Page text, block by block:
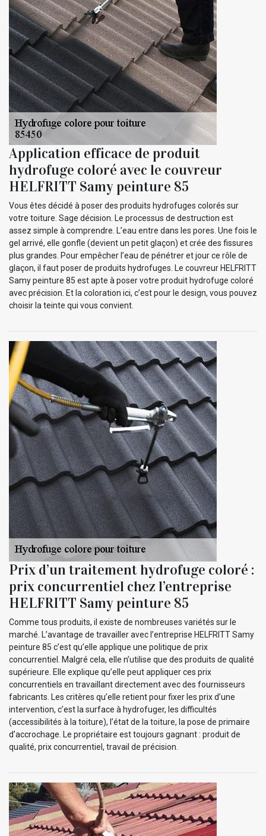
Application efficace de produit
hydrofuge coloré avec le couvreur
HELFRITT Samy peinture 85
Vous êtes décidé à poser des produits hydrofuges colorés sur
votre toiture. Sage décision. Le processus de destruction est
assez simple à comprendre. L’eau entre dans les pores. Une fois le
gel arrivé, elle gonfle (devient un petit glaçon) et crée des fissures
plus grandes. Pour empêcher l’eau de pénétrer et jour ce rôle de
glaçon, il faut poser de produits hydrofuges. Le couvreur HELFRITT
Samy peinture 85 est apte à poser votre produit hydrofuge coloré
avec précision. Et la coloration ici, c’est pour le design, vous pouvez
choisir la teinte qui vous convient.
Prix d’un traitement hydrofuge coloré :
prix concurrentiel chez l’entreprise
HELFRITT Samy peinture 85
Comme tous produits, il existe de nombreuses variétés sur le
marché. L’avantage de travailler avec l’entreprise HELFRITT Samy
peinture 85 c’est qu’elle applique une politique de prix
concurrentiel. Malgré cela, elle n’utilise que des produits de qualité
supérieure. Elle explique qu’elle peut appliquer ces prix
concurrentiels en travaillant directement avec des fournisseurs
fabricants. Les critères qu’elle retient pour fixer les prix d’une
intervention, c’est la surface à hydrofuger, les difficultés
(accessibilités à la toiture), l’état de la toiture, la pose de primaire
d’accrochage. Le propriétaire est toujours gagnant : produit de
qualité, prix concurrentiel, travail de précision.